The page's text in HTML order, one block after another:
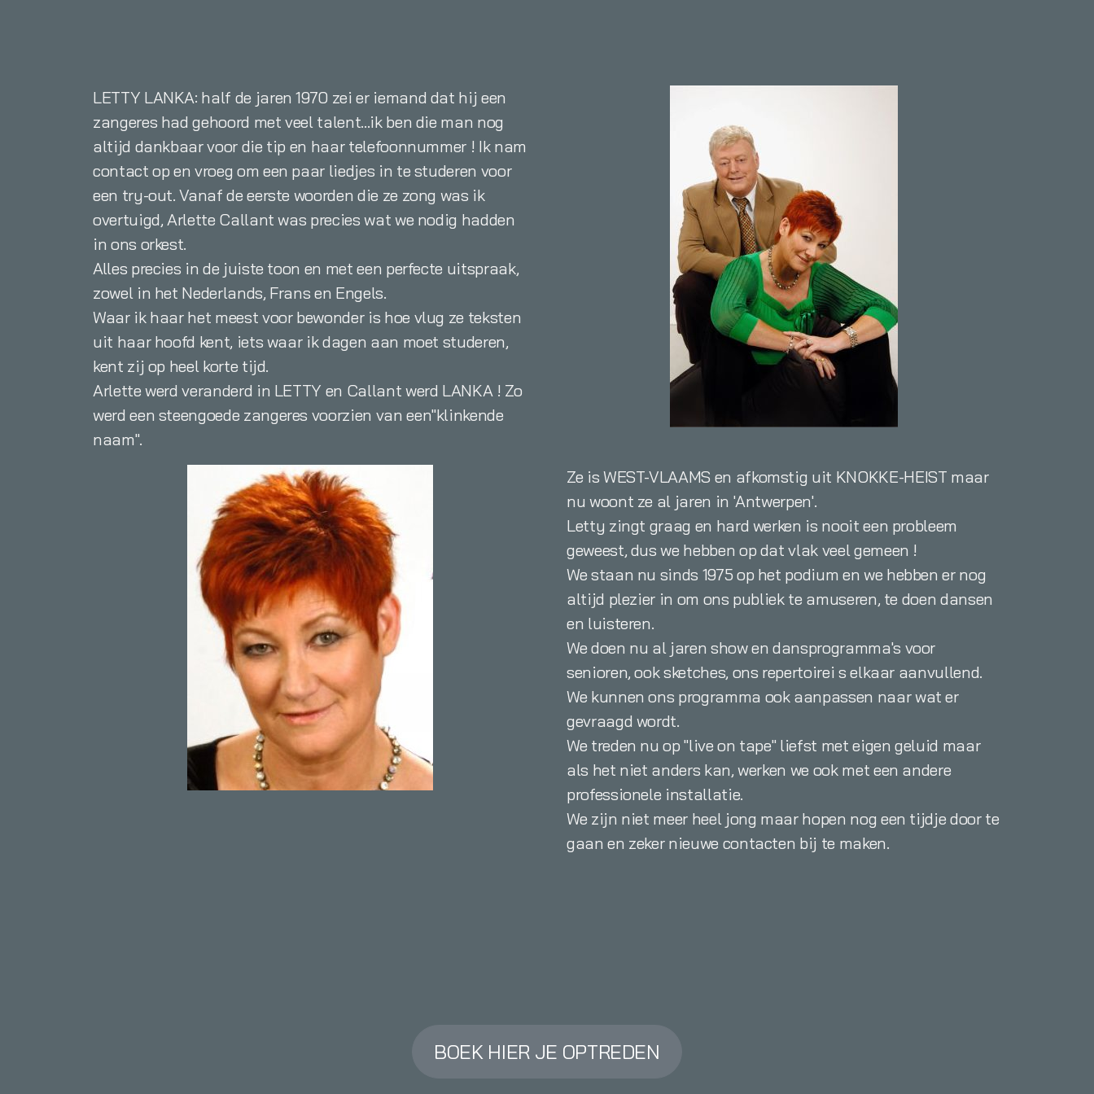
LETTY LANKA: half de jaren 1970 zei er iemand dat hij een
zangeres had gehoord met veel talent...ik ben die man nog
altijd dankbaar voor die tip en haar telefoonnummer ! Ik nam
contact op en vroeg om een paar liedjes in te studeren voor
een try-out. Vanaf de eerste woorden die ze zong was ik
overtuigd, Arlette Callant was precies wat we nodig hadden
in ons orkest.
Alles precies in de juiste toon en met een perfecte uitspraak,
zowel in het Nederlands, Frans en Engels.
Waar ik haar het meest voor bewonder is hoe vlug ze teksten
uit haar hoofd kent, iets waar ik dagen aan moet studeren,
kent zij op heel korte tijd.
Arlette werd veranderd in LETTY en Callant werd LANKA ! Zo
werd een steengoede zangeres voorzien van een"klinkende
naam".
Ze is WEST-VLAAMS en afkomstig uit KNOKKE-HEIST maar
nu woont ze al jaren in 'Antwerpen'.
Letty zingt graag en hard werken is nooit een probleem
geweest, dus we hebben op dat vlak veel gemeen !
We staan nu sinds 1975 op het podium en we hebben er nog
altijd plezier in om ons publiek te amuseren, te doen dansen
en luisteren.
We doen nu al jaren show en dansprogramma's voor
senioren, ook sketches, ons repertoirei s elkaar aanvullend.
We kunnen ons programma ook aanpassen naar wat er
gevraagd wordt.
We treden nu op "live on tape" liefst met eigen geluid maar
als het niet anders kan, werken we ook met een andere
professionele installatie.
We zijn niet meer heel jong maar hopen nog een tijdje door te
gaan en zeker nieuwe contacten bij te maken.
BOEK HIER JE OPTREDEN